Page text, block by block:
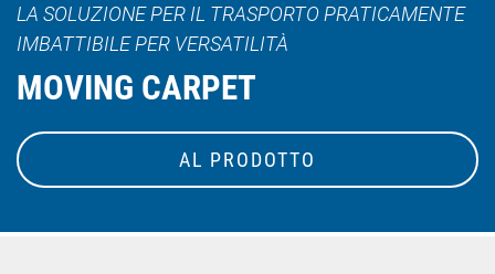
LA SOLUZIONE PER IL TRASPORTO PRATICAMENTE
IMBATTIBILE PER VERSATILITÀ
MOVING CARPET
AL PRODOTTO